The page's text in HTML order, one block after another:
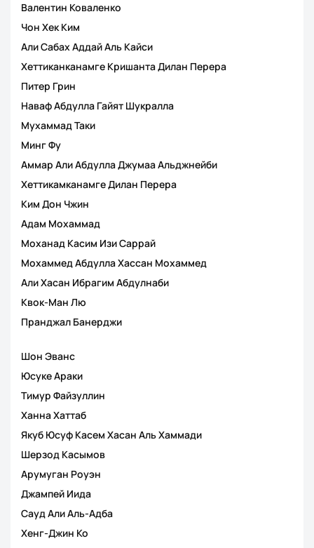
Валентин Коваленко
Чон Хек Ким
Али Сабах Аддай Аль Кайси
Хеттиканканамге Кришанта Дилан Перера
Питер Грин
Наваф Абдулла Гайят Шукралла
Мухаммад Таки
Минг Фу
Аммар Али Абдулла Джумаа Альджнейби
Хеттикамканамге Дилан Перера
Ким Дон Чжин
Адам Мохаммад
Моханад Касим Изи Саррай
Мохаммед Абдулла Хассан Мохаммед
Али Хасан Ибрагим Абдулнаби
Квок-Ман Лю
Пранджал Банерджи
Шон Эванс
Юсуке Араки
Тимур Файзуллин
Ханна Хаттаб
Якуб Юсуф Касем Хасан Аль Хаммади
Шерзод Касымов
Арумуган Роуэн
Джампей Иида
Сауд Али Аль-Адба
Хенг-Джин Ко